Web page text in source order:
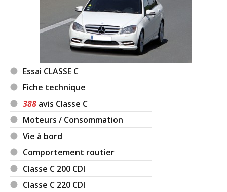
Prix assurance :600 euros/an (Assureur : ) (type de
contrat : ) (Bonus/Malus : 50)
Désormais assurée au tiers .
Commenter cet avis
(Votre post sera visible sous le commentaire
après validation)
Essai CLASSE C
Fiche technique
388 avis Classe C
Moteurs / Consommation
Vie à bord
Comportement routier
Classe C 200 CDI
Classe C 220 CDI